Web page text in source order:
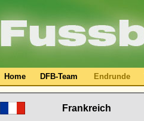
Home DFB-Team Endrunde
Frankreich